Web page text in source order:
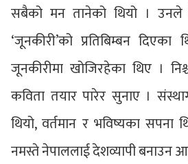
सबैको मन तानेको थियो । उनले
‘जूनकीरी’को प्रतिबिम्बन
जूनकीरीमा खोजिरहेका थिए ।
कविता तयार पारेर सुनाए ।
थियो, वर्तमान र भविष्यका
नमस्ते नेपाललाई देशव्यापी बनाउन